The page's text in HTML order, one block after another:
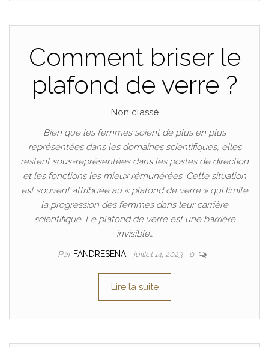
Comment briser le
plafond de verre ?
Non classé
Bien que les femmes soient de plus en plus
représentées dans les domaines scientifiques, elles
restent sous-représentées dans les postes de direction
et les fonctions les mieux rémunérées. Cette situation
est souvent attribuée au « plafond de verre » qui limite
la progression des femmes dans leur carrière
scientifique. Le plafond de verre est une barrière
invisible…
Par FANDRESENA juillet 14, 2023 0
Lire la suite